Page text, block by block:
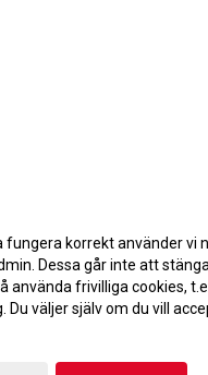
till Webbversion
fungera korrekt använder vi
Dessa går inte att
använda frivilliga cookies,
väljer själv om du vill